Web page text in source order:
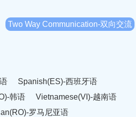
Two Way Communication-双向交流
Spanish(ES)-西班牙语
韩语
Vietnamese(VI)-越南语
罗马尼亚语